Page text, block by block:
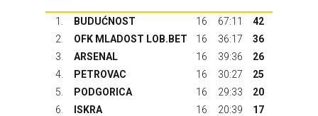
1. BUDUĆNOST 16 67:11
42
2.
OFK MLADOST LOB.BET 16 36:17
36
3.
ARSENAL 16 39:36
26
4.
PETROVAC 16 30:27
25
5.
PODGORICA 16 29:33
20
6.
ISKRA 16 20:39
17